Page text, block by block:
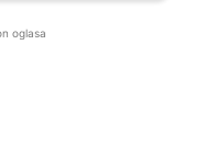
oglasa